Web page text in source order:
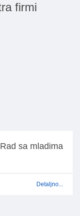
firmi
sa mladima
Detaljno...